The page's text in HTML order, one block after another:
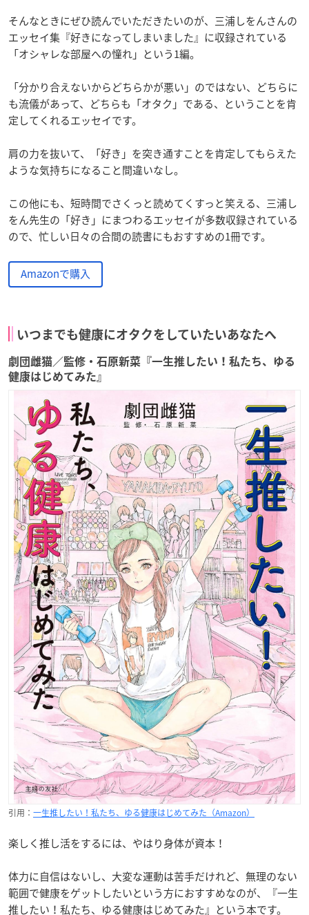
そんなときにぜひ読んでいただきたいのが、三浦しをんさんの
エッセイ集『好きになってしまいました』に収録されている
「オシャレな部屋への憧れ」という1編。
「分かり合えないからどちらかが悪い」のではない、どちらに
も流儀があって、どちらも「オタク」である、ということを肯
定してくれるエッセイです。
肩の力を抜いて、「好き」を突き通すことを肯定してもらえた
ような気持ちになること間違いなし。
この他にも、短時間でさくっと読めてくすっと笑える、三浦し
をん先生の「好き」にまつわるエッセイが多数収録されている
ので、忙しい日々の合間の読書にもおすすめの1冊です。
Amazonで購入
いつまでも健康にオタクをしていたいあなたへ
劇団雌猫／監修・石原新菜『一生推したい！私たち、ゆる
健康はじめてみた』
引用： 一生推したい！私たち、ゆる健康はじめてみた（Amazon）
楽しく推し活をするには、やはり身体が資本！
体力に自信はないし、大変な運動は苦手だけれど、無理のない
範囲で健康をゲットしたいという方におすすめなのが、『一生
推したい！私たち、ゆる健康はじめてみた』という本です。